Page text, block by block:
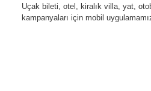
Uçak bileti, otel, kiralık villa, yat,
kampanyaları için mobil